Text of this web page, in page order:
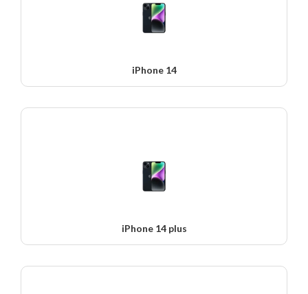
iPhone 14
iPhone 14 plus